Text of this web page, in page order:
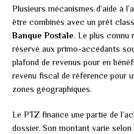
Plusieurs mécanismes d’aide à
être combinés avec un prêt
Banque Postale. Le plus connu
réservé aux primo-accédants
plafond de revenus pour en
revenu fiscal de référence pour
zones géographiques.
Le PTZ finance une partie de
dossier. Son montant varie